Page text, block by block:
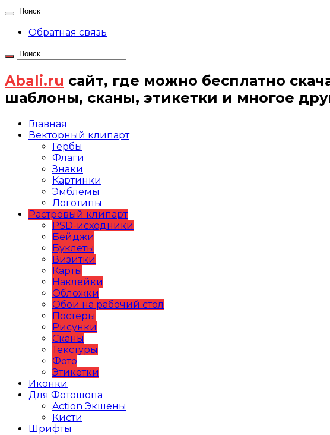
Обратная связь
Abali.ru сайт, где можно бесплатно
шаблоны, сканы, этикетки и многое
Главная
Векторный клипарт
Гербы
Флаги
Знаки
Картинки
Эмблемы
Логотипы
Растровый клипарт
PSD-исходники
Бейджи
Буклеты
Визитки
Карты
Наклейки
Обложки
Обои на рабочий стол
Постеры
Рисунки
Сканы
Текстуры
Фото
Этикетки
Иконки
Для Фотошопа
Action Экшены
Кисти
Шрифты